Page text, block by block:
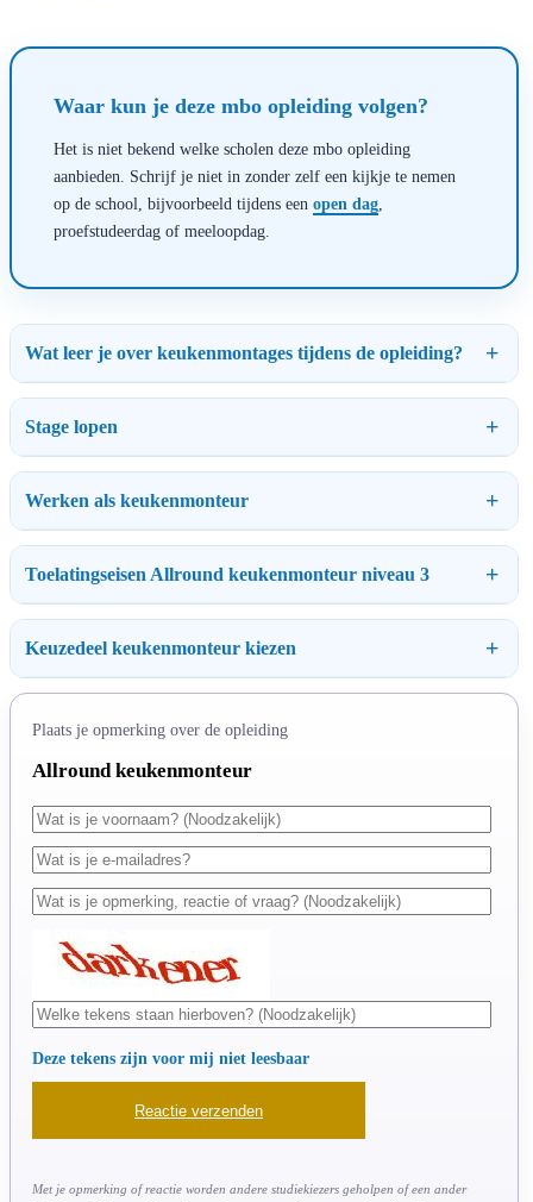
Waar kun je deze mbo opleiding volgen?
Het is niet bekend welke scholen deze mbo opleiding
aanbieden. Schrijf je niet in zonder zelf een kijkje te nemen
op de school, bijvoorbeeld tijdens een open dag
proefstudeerdag of meeloopdag.
Wat leer je over keukenmontages tijdens de opleiding?
Stage lopen
Werken als keukenmonteur
Toelatingseisen Allround keukenmonteur niveau 3
Keuzedeel keukenmonteur kiezen
Plaats je opmerking over de opleiding
Allround keukenmonteur
Deze tekens zijn voor mij niet leesbaar
Met je opmerking of reactie worden andere studiekiezers geholpen of een ander